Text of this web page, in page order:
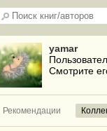
yamar
Смотрите
Рекомендации